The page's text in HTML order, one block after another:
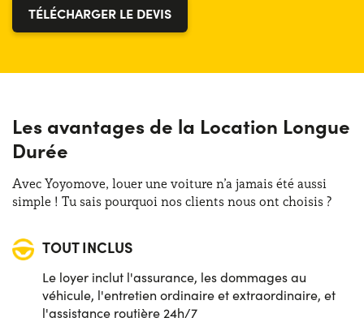
TÉLÉCHARGER LE DEVIS
Les avantages de la Location Longue
Durée
Avec Yoyomove, louer une voiture n’a jamais été aussi
simple ! Tu sais pourquoi nos clients nous ont choisis ?
TOUT INCLUS
Le loyer inclut l'assurance, les dommages au
véhicule, l'entretien ordinaire et extraordinaire, et
l'assistance routière 24h/7